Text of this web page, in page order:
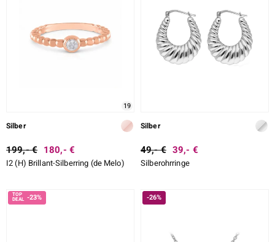
19
Silber
199,- € 180,- €
I2 (H) Brillant-Silberring (de Melo)
Silber
49,- € 39,- €
Silberohrringe
-23% -26%